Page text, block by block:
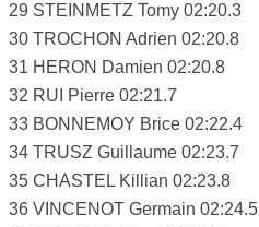
29 STEINMETZ Tomy 02:20.3
30 TROCHON Adrien 02:20.8
31 HERON Damien 02:20.8
32 RUI Pierre 02:21.7
33 BONNEMOY Brice 02:22.4
34 TRUSZ Guillaume 02:23.7
35 CHASTEL Killian 02:23.8
36 VINCENOT Germain 02:24.5